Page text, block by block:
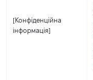
[Конфіденційна
інформація]